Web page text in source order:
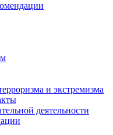
и экстремизма
деятельности